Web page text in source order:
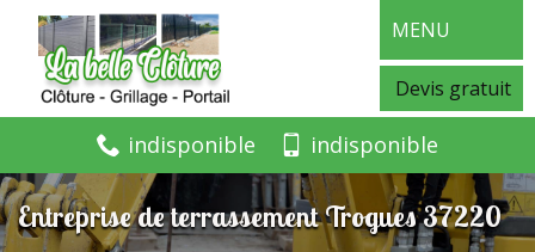
MENU
Devis gratuit
indisponible indisponible
Entreprise de terrassement Trogues 37220